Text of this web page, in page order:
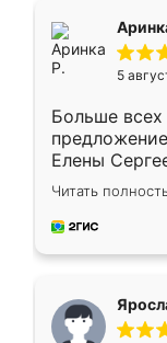
5
Больше
Елены
короткие
для замера
предложил
Читать